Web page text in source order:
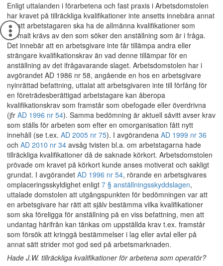
Enligt uttalanden i förarbetena och fast praxis i Arbetsdomstolen
har kravet på tillräckliga kvalifikationer inte ansetts innebära annat
än att arbetstagaren ska ha de allmänna kvalifikationer som
normalt krävs av den som söker den anställning som är i fråga.
Det innebär att en arbetsgivare inte får tillämpa andra eller
strängare kvalifikationskrav än vad denne tillämpar för en
anställning av det ifrågavarande slaget. Arbetsdomstolen har i
avgörandet AD 1986 nr 58, angående en hos en arbetsgivare
nyinrättad befattning, uttalat att arbetsgivaren inte till förfång för
en företrädesberättigad arbetstagare kan åberopa
kvalifikationskrav som framstår som obefogade eller överdrivna
(jfr AD 1996 nr 54). Samma bedömning är aktuell såvitt avser krav
som ställs för arbeten som efter en omorganisation fått nytt
innehåll (se t.ex. AD 2005 nr 75). I avgörandena AD 1999 nr 36
och AD 2010 nr 34 avsåg tvisten bl.a. om arbetstagarna hade
tillräckliga kvalifikationer då de saknade körkort. Arbetsdomstolen
prövade om kravet på körkort kunde anses motiverat och sakligt
grundat. I avgörandet AD 1996 nr 54, rörande en arbetsgivares
omplaceringsskyldighet enligt 7 § anställningsskyddslagen,
uttalade domstolen att utgångspunkten för bedömningen var att
en arbetsgivare har rätt att själv bestämma vilka kvalifikationer
som ska föreligga för anställning på en viss befattning, men att
undantag härifrån kan tänkas om uppställda krav t.ex. framstår
som försök att kringgå bestämmelser i lag eller avtal eller på
annat sätt strider mot god sed på arbetsmarknaden.
Hade J.W. tillräckliga kvalifikationer för arbetena som operatör?